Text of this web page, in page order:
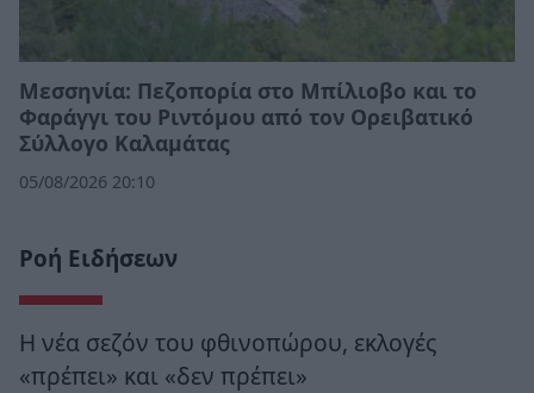
Μεσσηνία: Πεζοπορία στο Μπίλιοβο και το
Φαράγγι του Ριντόμου από τον Ορειβατικό
Σύλλογο Καλαμάτας
05/08/2026 20:10
Ροή Ειδήσεων
Η νέα σεζόν του φθινοπώρου, εκλογές
«πρέπει» και «δεν πρέπει»